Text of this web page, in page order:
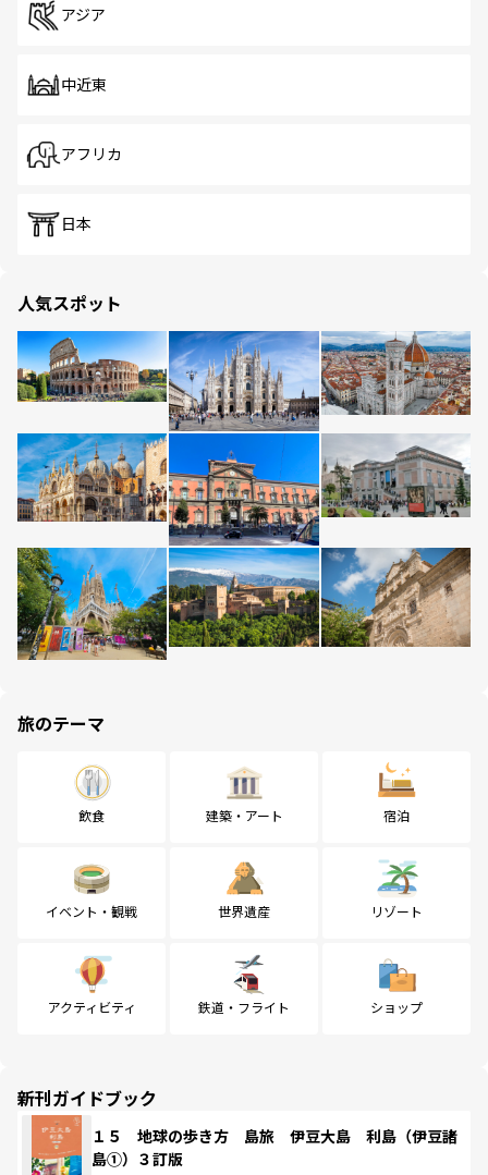
アジア
中近東
アフリカ
日本
人気スポット
旅のテーマ
飲食 建築・アート 宿泊
イベント・観戦 世界遺産 リゾート
アクティビティ 鉄道・フライト ショップ
新刊ガイドブック
１５ 地球の歩き方 島旅 伊豆大島 利島（伊豆諸
島①）３訂版